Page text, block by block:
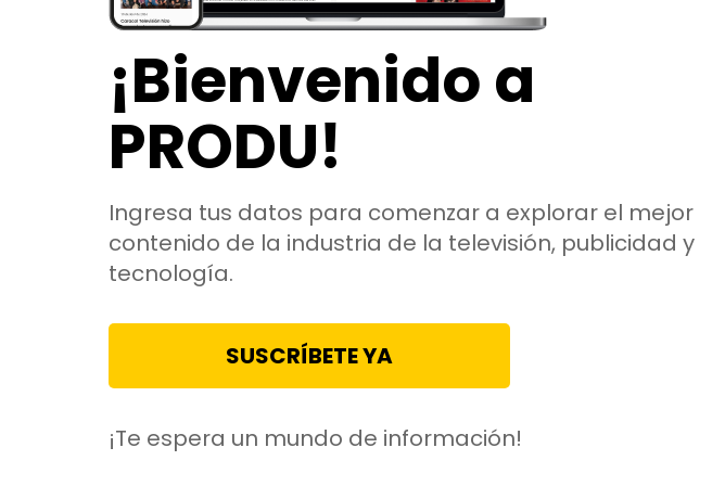
¡Bienvenido a
PRODU!
Ingresa tus datos para comenzar a explorar el mejor
contenido de la industria de la televisión, publicidad y
tecnología.
SUSCRÍBETE YA
¡Te espera un mundo de información!